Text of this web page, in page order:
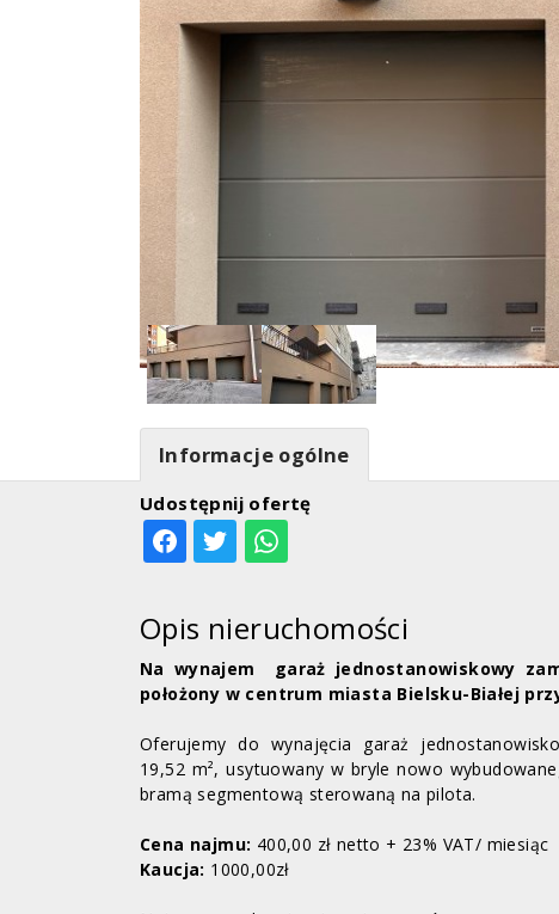
Udostępnij ofertę
Informacje ogólne
Opis nieruchomości
Na wynajem garaż jednostanowiskowy
położony w centrum miasta Bielsku-Białej
Oferujemy do wynajęcia garaż
19,52 m², usytuowany w bryle nowo
bramą segmentową sterowaną na pilota.
Cena najmu: 400,00 zł netto + 23% VAT/ miesiąc
Kaucja: 1000,00zł